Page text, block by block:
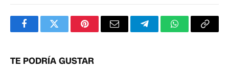
FacebookTwitterPinterestCorreoTelegramWhatsApp
TE PODRÍA GUSTAR